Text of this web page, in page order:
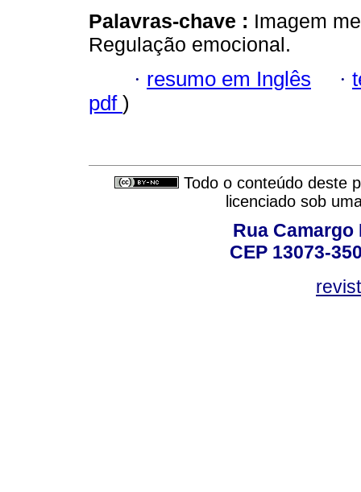
Palavras-chave : Imagem
Regulação emocional.
· resumo em Inglês ·
pdf )
Todo o conteúdo deste
licenciado sob
Rua Camargo
CEP 13073-